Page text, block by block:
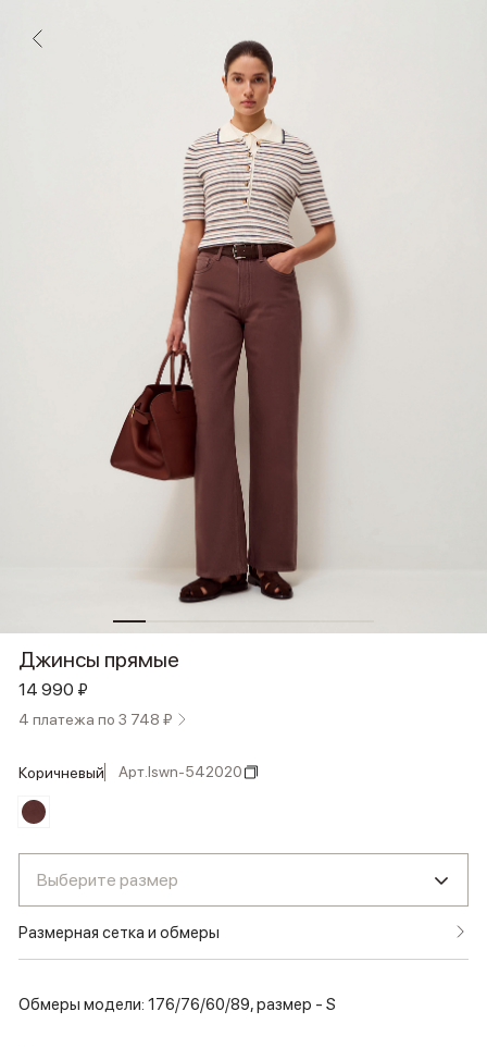
Джинсы прямые
14 990 ₽
4 платежа по 3 748 ₽
коричневый Арт.lswn-542020
Выберите размер
Размерная сетка и обмеры
Обмеры модели: 176/76/60/89, размер - S